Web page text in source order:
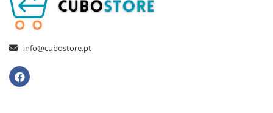
info@cubostore.pt